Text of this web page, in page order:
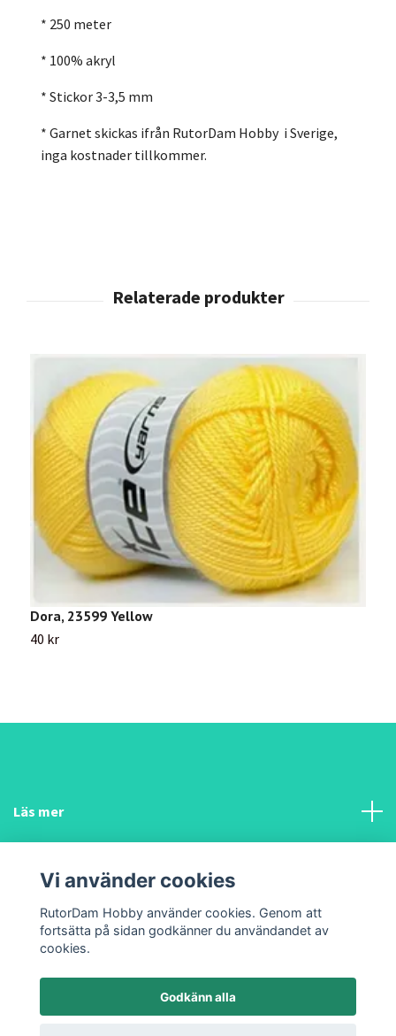
* 250 meter
* 100% akryl
* Stickor 3-3,5 mm
* Garnet skickas ifrån RutorDam Hobby i Sverige,
inga kostnader tillkommer.
Dora, 23599 Yellow
40 kr
Läs mer
Funderar du på något?
Vi använder cookies
RutorDam Hobby använder cookies. Genom att
fortsätta på sidan godkänner du användandet av
cookies.
Godkänn alla